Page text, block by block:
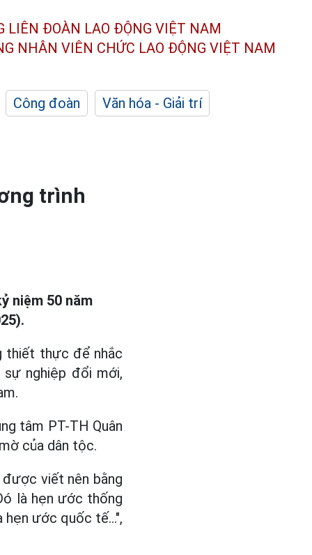
LIÊN ĐOÀN LAO ĐỘNG VIỆT NAM
NHÂN VIÊN CHỨC LAO ĐỘNG VIỆT NAM
Công đoàn Văn hóa - Giải trí
trình
niệm 50 năm
thiết thực để nhắc
nghiệp đổi mới,
tâm PT-TH Quân
của dân tộc.
viết nên bằng
là hẹn ước thống
ước quốc tế...",